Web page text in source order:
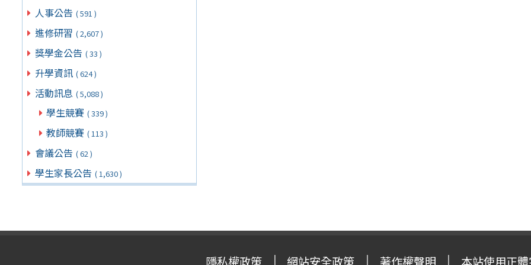
人事公告 ( 591 )
進修研習 ( 2,607 )
獎學金公告 ( 33 )
升學資訊 ( 624 )
活動訊息 ( 5,088 )
學生競賽 ( 339 )
教師競賽 ( 113 )
會議公告 ( 62 )
學生家長公告 ( 1,630 )
隱私權政策 網站安全政策 著作權聲明 本站使用正